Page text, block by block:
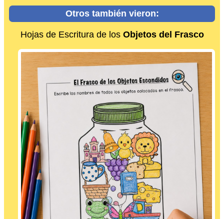
Otros también vieron:
Hojas de Escritura de los Objetos del Frasco